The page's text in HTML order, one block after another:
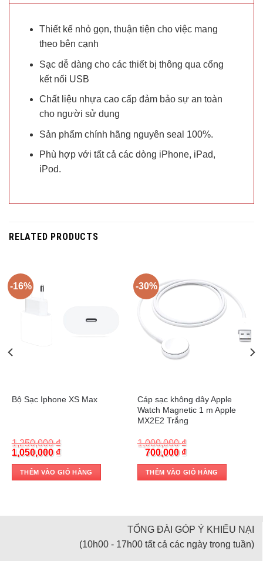
Thiết kế nhỏ gọn, thuận tiện cho việc mang
theo bên cạnh
Sạc dễ dàng cho các thiết bị thông qua cổng
kết nối USB
Chất liệu nhựa cao cấp đảm bảo sự an toàn
cho người sử dụng
Sản phẩm chính hãng nguyên seal 100%.
Phù hợp với tất cả các dòng iPhone, iPad,
iPod.
RELATED PRODUCTS
-16%
Bộ Sạc Iphone XS Max
1,250,000₫
Original
price
was:
1,250,000 ₫.
1,050,000 ₫Current
is:
1,050,000 ₫.
THÊM VÀO GIỎ HÀNG
-30%
Cáp sạc không dây Apple
Watch Magnetic 1 m Apple
MX2E2 Trắng
1,000,000₫
Original
price
was:
1,000,000 ₫.
700,000 ₫Current
is:
700,000 ₫.
THÊM VÀO GIỎ HÀNG
TỔNG ĐÀI GÓP Ý KHIẾU NẠI
(10h00 - 17h00 tất cả các ngày trong tuần)